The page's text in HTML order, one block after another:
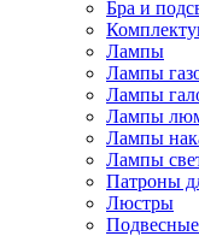
Бра и
Лампы
Лампы
Лампы
Лампы
Лампы
Лампы
Патроны
Люстры